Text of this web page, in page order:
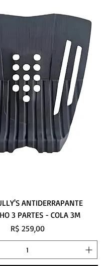
ANTIDERRAPANTE
3 PARTES - COLA 3M
Preço
R$ 259,00